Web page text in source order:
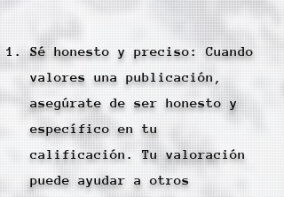
Sé honesto y preciso: Cuando
valores una publicación,
asegúrate de ser honesto y
específico en tu
calificación. Tu valoración
puede ayudar a otros